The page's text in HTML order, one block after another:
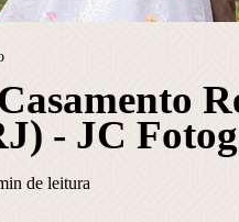
- JC
de leitura